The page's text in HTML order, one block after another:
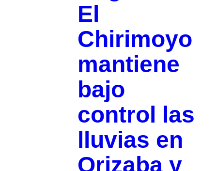
El
Chirimoyo
mantiene
bajo
control las
lluvias en
Orizaba y